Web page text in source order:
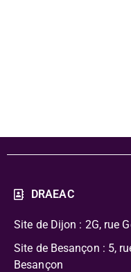
DRAEAC
Site de Dijon : 2G, rue
Site de Besançon : 5,
Besançon